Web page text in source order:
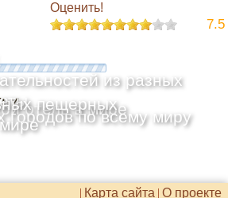
Оценить!
7.5
из разных
отель в мире
городов по всему миру
пещерных
О проекте
Карта сайта